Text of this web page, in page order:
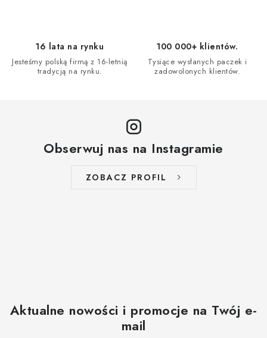
16 lata na rynku
Jesteśmy polską firmą z 16-letnią
tradycją na rynku.
100 000+ klientów.
Tysiące wysłanych paczek i
zadowolonych klientów.
Obserwuj nas na Instagramie
ZOBACZ PROFIL
Aktualne nowości i promocje na Twój e-
mail